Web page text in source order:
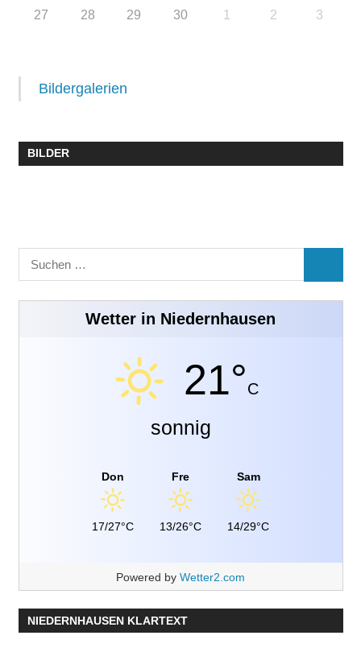
27 28 29 30 1 2 3
Bildergalerien
BILDER
Suchen
nach:
Wetter in Niedernhausen
21°C
sonnig
Don
17/27°C
Fre
13/26°C
Sam
14/29°C
Powered by Wetter2.com
NIEDERNHAUSEN KLARTEXT